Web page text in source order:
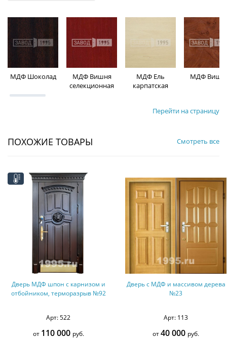
МДФ Шоколад
МДФ Вишня
селекционная
МДФ Ель
карпатская
МДФ
Перейти на страницу
ПОХОЖИЕ ТОВАРЫ Смотреть все
и
№92
Дверь с МДФ и массивом дерева
№23
от40 000
Дверь с МДФ и
винилискожей
от 29 000